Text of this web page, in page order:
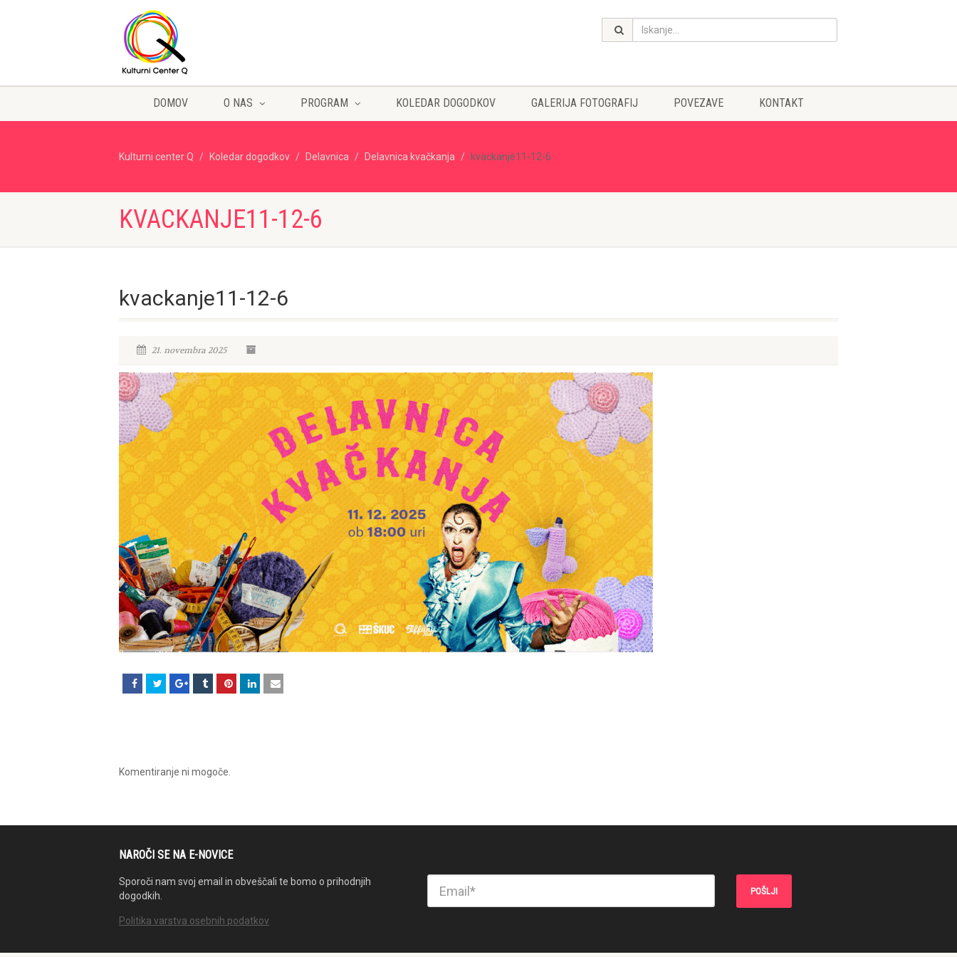
DOMOV O NAS PROGRAM KOLEDAR DOGODKOV GALERIJA FOTOGRAFIJ POVEZAVE KONTAKT
Kulturni center Q Koledar dogodkov Delavnica Delavnica kvačkanja kvackanje11-12-6
KVACKANJE11-12-6
kvackanje11-12-6
21. novembra 2025
Komentiranje ni mogoče.
NAROČI SE NA E-NOVICE
Sporoči nam svoj email in obveščali te bomo o prihodnjih
dogodkih.
Politika varstva osebnih podatkov